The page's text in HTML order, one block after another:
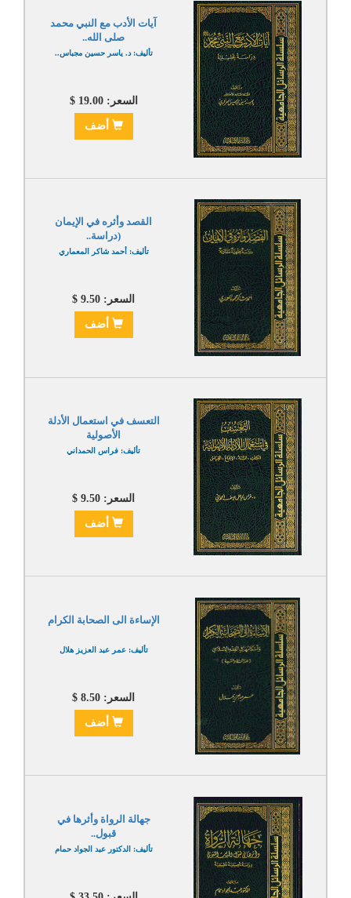
آيات الأدب مع النبي محمد
صلى الله..
تأليف: د. ياسر حسين مجباس..
السعر: 19.00 $
أضف
القصد وأثره في الإيمان
(دراسة..
تأليف: أحمد شاكر المعماري
السعر: 9.50 $
أضف
التعسف في استعمال الأدلة
الأصولية
تأليف: فراس الحمداني
السعر: 9.50 $
أضف
الإساءة الى الصحابة الكرام
تأليف: عمر عبد العزيز هلال
السعر: 8.50 $
أضف
جهالة الرواة وأثرها في
قبول..
تأليف: الدكتور عبد الجواد حمام